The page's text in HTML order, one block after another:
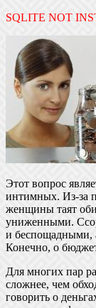
SQLITE NOT
Этот вопрос
интимных. Из-за
женщины таят
униженными.
и беспощадными,
Конечно, о
Для многих пар
сложнее, чем
говорить о